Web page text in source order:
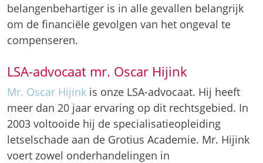
belangenbehartiger is in alle gevallen belangrijk
om de financiële gevolgen van het ongeval te
compenseren.
LSA-advocaat mr. Oscar Hijink
Mr. Oscar Hijink is onze LSA-advocaat. Hij heeft
meer dan 20 jaar ervaring op dit rechtsgebied. In
2003 voltooide hij de specialisatieopleiding
letselschade aan de Grotius Academie. Mr. Hijink
voert zowel onderhandelingen in